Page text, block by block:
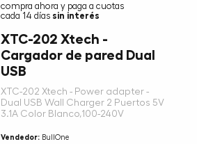
compra ahora y paga a cuotas
cada 14 días sin interés
XTC-202 Xtech -
Cargador de pared Dual
USB
XTC-202 Xtech - Power adapter -
Dual USB Wall Charger 2 Puertos 5V
3.1A Color Blanco,100-240V
Vendedor: BullOne